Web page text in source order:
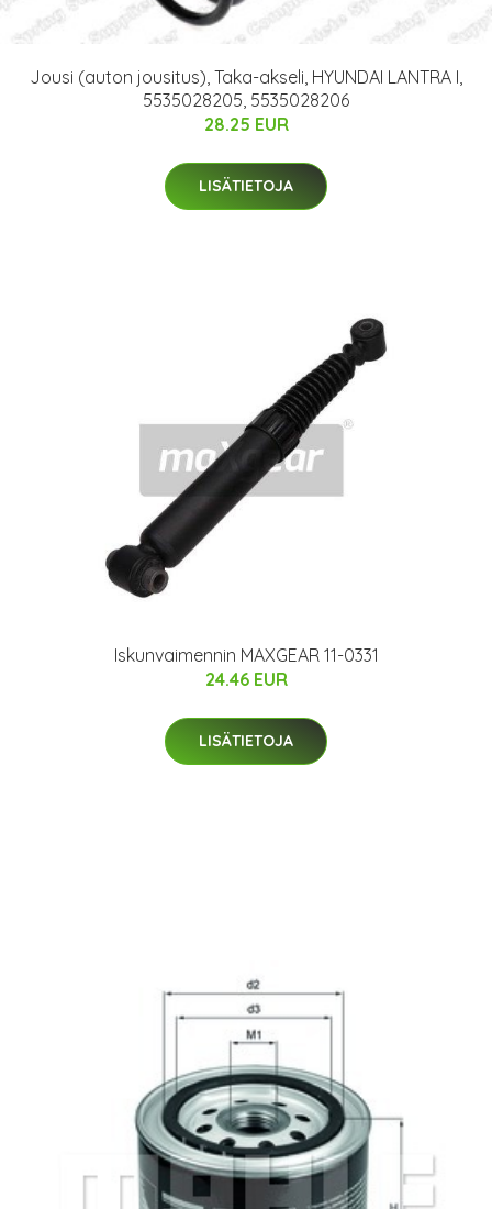
Jousi (auton jousitus), Taka-akseli, HYUNDAI LANTRA I,
5535028205, 5535028206
28.25 EUR
LISÄTIETOJA
Iskunvaimennin MAXGEAR 11-0331
24.46 EUR
LISÄTIETOJA